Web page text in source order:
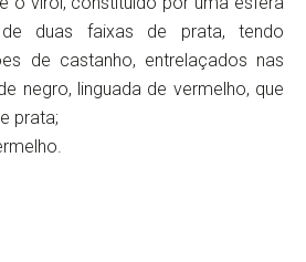
duas faixas de prata, tendo
de castanho, entrelaçados nas
negro, linguada de vermelho, que
prata;